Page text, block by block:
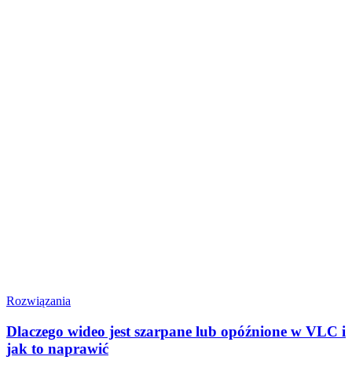
Rozwiązania
Dlaczego wideo jest szarpane lub opóźnione w VLC i
jak to naprawić